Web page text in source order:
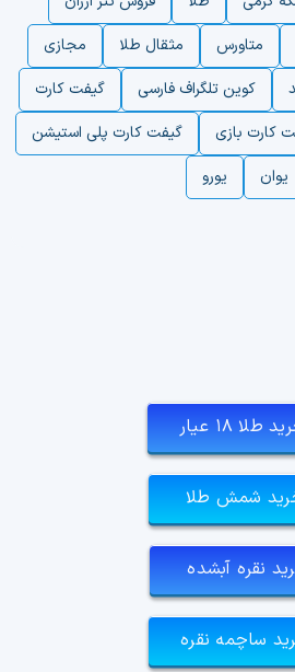
متاورس مثقال طلا
مجازی
کوین تلگراف فارسی
گیفت کارت
کارت بازی
گیفت کارت پلی استیشن
یوان
یورو
طلا ۱۸ عیار
شمش طلا
نقره آبشده
ساچمه نقره